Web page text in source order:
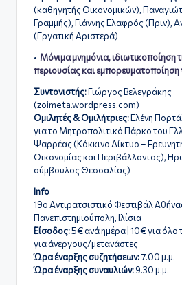
(καθηγητής Οικονομικών),
Γραμμής), Γιάννης Ελαφρός (Πριν),
(Εργατική Αριστερά)
• Μόνιμα μνημόνια, ιδιωτικοποίηση
περιουσίας και
Συντονιστής:Γιώργος Βελεγράκης
(zoimeta.wordpress.com)
Ομιλητές & Ομιλήτριες:Ελένη
για το Μητροπολιτικό Πάρκο του
Ψαρρέας (Κόκκινο Δίκτυο –
Οικονομίας και Περιβάλλοντος),
σύμβουλος Θεσσαλίας)
Info
19ο Αντιρατσιστικό Φεστιβάλ
Πανεπιστημιούπολη, Ιλίσια
Είσοδος:5€ ανά ημέρα | 10€ για όλο
για άνεργους/μετανάστες
Ώρα έναρξης συζητήσεων:7.00 μ.μ.
Ώρα έναρξης συναυλιών:9.30 μ.μ.